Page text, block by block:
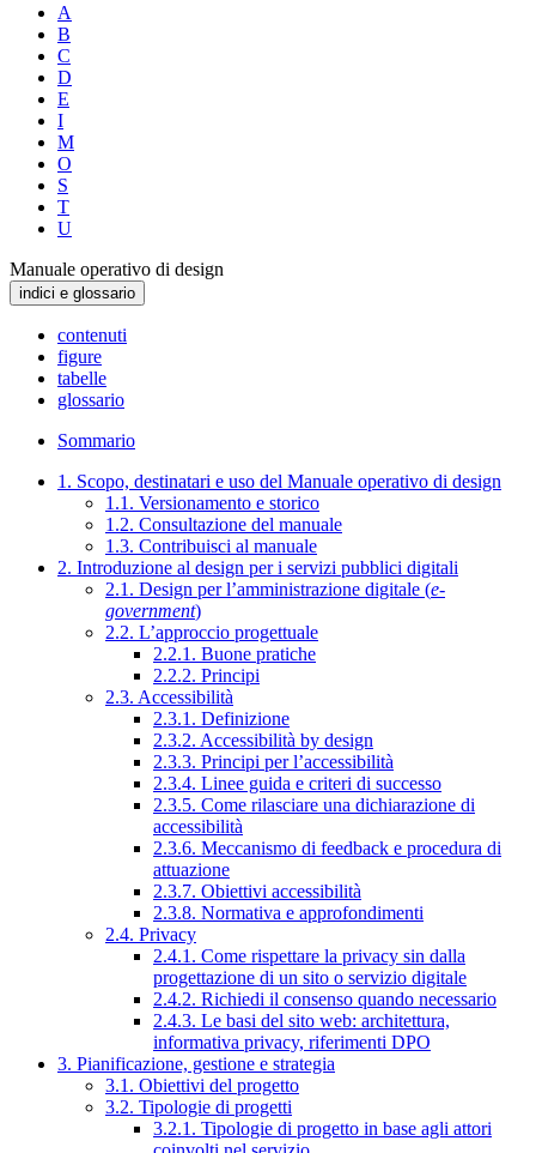
A
B
C
D
E
I
M
O
S
T
U
Manuale operativo di design
indici e glossario
contenuti
figure
tabelle
glossario
Sommario
1. Scopo, destinatari e uso del Manuale operativo di design
1.1. Versionamento e storico
1.2. Consultazione del manuale
1.3. Contribuisci al manuale
2. Introduzione al design per i servizi pubblici digitali
2.1. Design per l’amministrazione digitale (e-
government)
2.2. L’approccio progettuale
2.2.1. Buone pratiche
2.2.2. Principi
2.3. Accessibilità
2.3.1. Definizione
2.3.2. Accessibilità by design
2.3.3. Principi per l’accessibilità
2.3.4. Linee guida e criteri di successo
2.3.5. Come rilasciare una dichiarazione di
accessibilità
2.3.6. Meccanismo di feedback e procedura di
attuazione
2.3.7. Obiettivi accessibilità
2.3.8. Normativa e approfondimenti
2.4. Privacy
2.4.1. Come rispettare la privacy sin dalla
progettazione di un sito o servizio digitale
2.4.2. Richiedi il consenso quando necessario
2.4.3. Le basi del sito web: architettura,
informativa privacy, riferimenti DPO
3. Pianificazione, gestione e strategia
3.1. Obiettivi del progetto
3.2. Tipologie di progetti
3.2.1. Tipologie di progetto in base agli attori